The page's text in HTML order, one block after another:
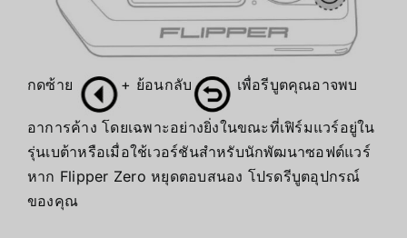
กดซ้าย + ย้อนกลับ เพื่อรีบูตคุณอาจพบ
อาการค้าง โดยเฉพาะอย่างยิ่งในขณะที่เฟิร์มแวร์อยู่ใน
รุ่นเบต้าหรือเมื่อใช้เวอร์ชันสำหรับนักพัฒนาซอฟต์แวร์
หาก Flipper Zero หยุดตอบสนอง โปรดรีบูตอุปกรณ์
ของคุณ